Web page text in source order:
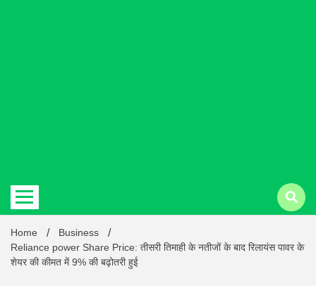
Latest
Home
Business
Reliance power Share Price: तीसरी तिमाही के नतीजों के बाद रिलायंस पावर के
शेयर की कीमत में 9% की बढ़ोतरी हुई